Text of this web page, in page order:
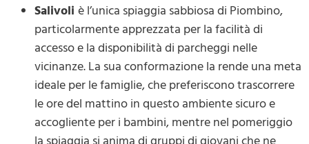
Salivoli è l’unica spiaggia sabbiosa di Piombino,
particolarmente apprezzata per la facilità di
accesso e la disponibilità di parcheggi nelle
vicinanze. La sua conformazione la rende una meta
ideale per le famiglie, che preferiscono trascorrere
le ore del mattino in questo ambiente sicuro e
accogliente per i bambini, mentre nel pomeriggio